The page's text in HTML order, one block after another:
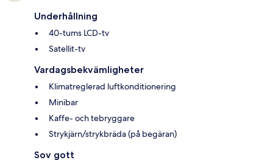
Underhållning
40-tums LCD-tv
Satellit-tv
Vardagsbekvämligheter
Klimatreglerad luftkonditionering
Minibar
Kaffe- och tebryggare
Strykjärn/strykbräda (på begäran)
Sov gott